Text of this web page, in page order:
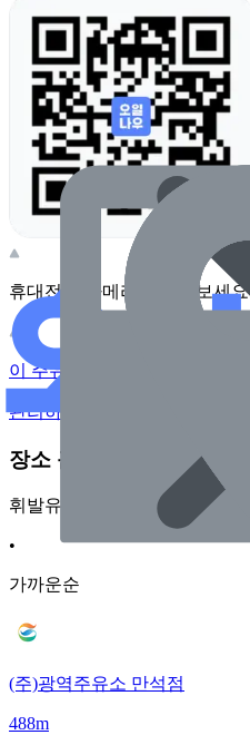
휴대전화 카메라로 찍어보세요
이 주유소의 사장님이신가요?
관리하기
장소 근처 주유소
휘발유
•
가까운순
(주)광역주유소 만석점
488m